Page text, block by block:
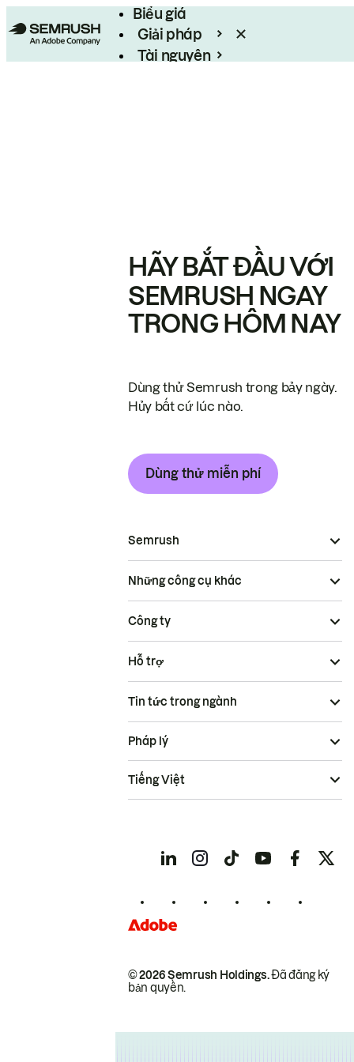
Biểu giá
Giải pháp
Tài nguyên
HÃY BẮT ĐẦU VỚI
SEMRUSH NGAY
TRONG HÔM NAY
Dùng thử Semrush trong bảy ngày.
Hủy bất cứ lúc nào.
Dùng thử miễn phí
Semrush
Những công cụ khác
Công ty
Hỗ trợ
Tin tức trong ngành
© 2026 Semrush Holdings.Đã đăng ký
bản quyền.
Pháp lý
Tiếng Việt